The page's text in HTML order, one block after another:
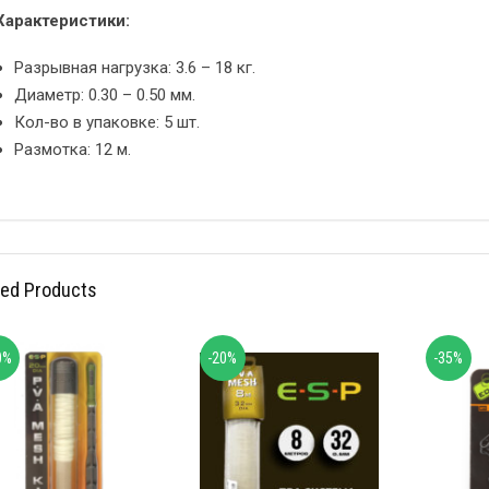
Разрывная нагрузка: 3.6 – 18 кг.
Диаметр: 0.30 – 0.50 мм.
Кол-во в упаковке: 5 шт.
Размотка: 12 м.
Products
-20% -35%